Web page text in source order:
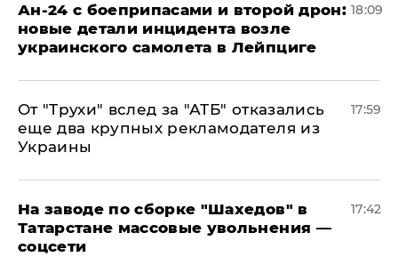
Ан-24 с боеприпасами и второй дрон:
новые детали инцидента возле
украинского самолета в Лейпциге
18:09
От "Трухи" вслед за "АТБ" отказались
еще два крупных рекламодателя из
Украины
17:59
На заводе по сборке "Шахедов" в
Татарстане массовые увольнения —
соцсети
17:42